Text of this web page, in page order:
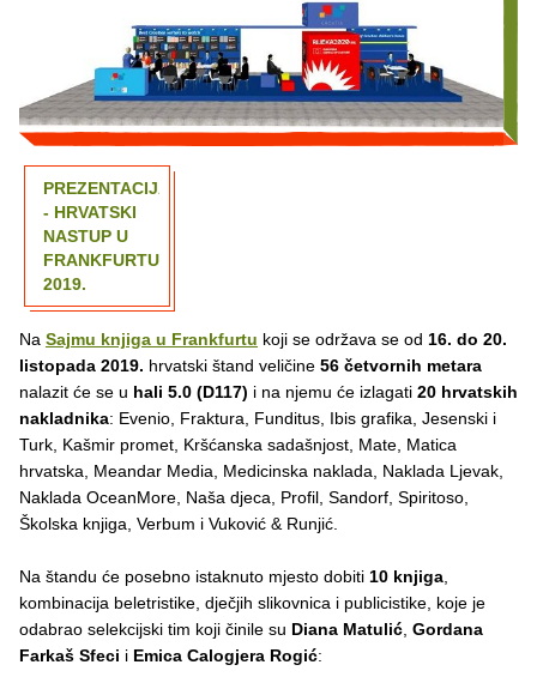
PREZENTACIJA
- HRVATSKI
NASTUP U
FRANKFURTU
2019.
Na Sajmu knjiga u Frankfurtu koji se održava se od 16. do 20.
listopada 2019. hrvatski štand veličine 56 četvornih metara
nalazit će se u hali 5.0 (D117) i na njemu će izlagati 20 hrvatskih
nakladnika: Evenio, Fraktura, Funditus, Ibis grafika, Jesenski i
Turk, Kašmir promet, Kršćanska sadašnjost, Mate, Matica
hrvatska, Meandar Media, Medicinska naklada, Naklada Ljevak,
Naklada OceanMore, Naša djeca, Profil, Sandorf, Spiritoso,
Školska knjiga, Verbum i Vuković & Runjić.
Na štandu će posebno istaknuto mjesto dobiti 10 knjiga
kombinacija beletristike, dječjih slikovnica i publicistike, koje je
odabrao selekcijski tim koji činile su Diana Matulić Gordana
Farkaš Sfeci i Emica Calogjera Rogić: